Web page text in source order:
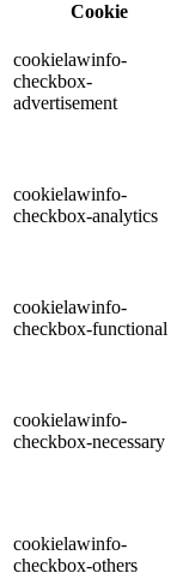
Cookie
cookielawinfo-
checkbox-
advertisement
cookielawinfo-
checkbox-analytics
cookielawinfo-
checkbox-functional
cookielawinfo-
checkbox-necessary
cookielawinfo-
checkbox-others